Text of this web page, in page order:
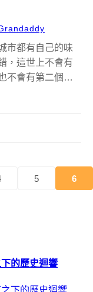
市都有自己的味
，這世上不會有
不會有第二個香
5 6
的歷史迴響